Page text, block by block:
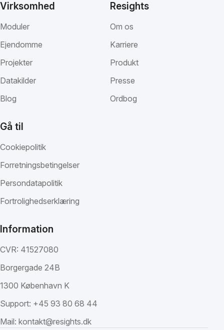
Virksomhed
Moduler
Ejendomme
Projekter
Datakilder
Blog
Resights
Om os
Karriere
Produkt
Presse
Ordbog
Gå til
Cookiepolitik
Forretningsbetingelser
Persondatapolitik
Fortrolighedserklæring
Information
CVR: 41527080
Borgergade 24B
1300 København K
Support: +45 93 80 68 44
Mail: kontakt@resights.dk